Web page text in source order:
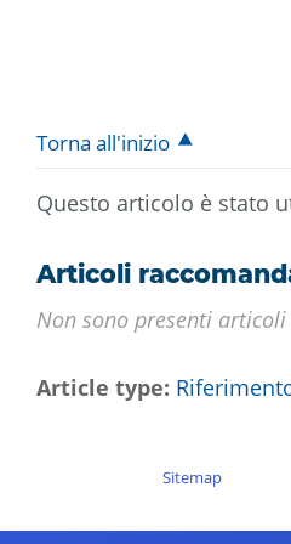
Torna all'inizio
Questo articolo è stato
Articoli
Non sono presenti
Article type
Sitemap